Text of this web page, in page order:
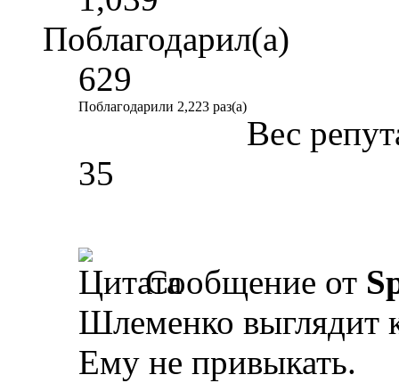
Поблагодарил(а)
629
Поблагодарили 2,223 раз(а)
Вес
35
Сообщение от
Шлеменко выглядит
Ему не привыкать.